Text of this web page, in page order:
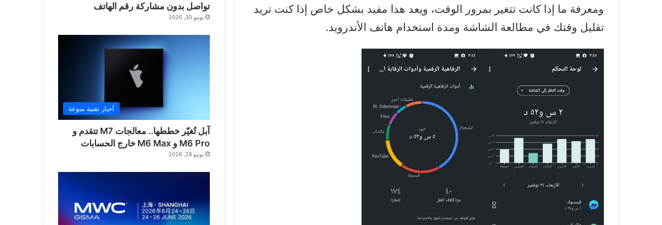
ومعرفة ما إذا كانت تتغير بمرور الوقت، ويعد هذا مفيد بشكل خاص إذا كنت تريد
تقليل وقتك في مطالعة الشاشة ومدة استخدام هاتف الأندرويد.
تواصل بدون مشاركة رقم الهاتف
يونيو 30, 2026
أخبار تقنية منوعة
آبل تُغيّر خططها.. معالجات M7 تتقدم و
M6 Pro و M6 Max خارج الحسابات
يونيو 28, 2026